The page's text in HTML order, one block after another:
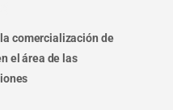
comercialización de
el área de las